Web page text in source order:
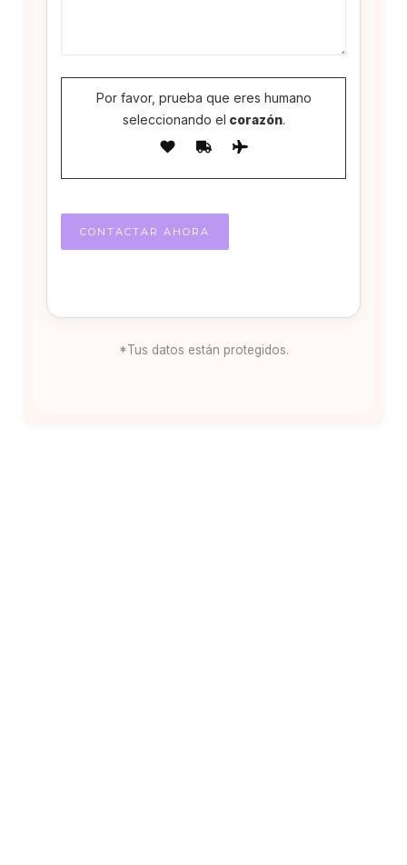
Por favor, prueba que eres humano
seleccionando el corazón.
*Tus datos están protegidos.